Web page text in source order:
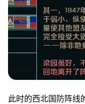
此时的西北国防阵线